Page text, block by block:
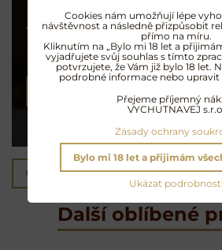
Koktejly na rumu
Exotické opojení
Předchozí produkt
Další oblíbené
Cookies nám umožňují lépe
návštěvnost a následně přizpůsobit
přímo na míru.
Kliknutím na „Bylo mi 18 let a
vyjadřujete svůj souhlas s tímto
potvrzujete, že Vám již bylo 18 let.
podrobné informace nebo upravit
Přejeme příjemný
VYCHUTNAVEJ
Zásady ochrany
Ukázat podrobnosti
Bylo mi 18 let a přijimám